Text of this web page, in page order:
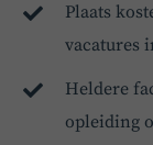
Plaats
vacatures
Heldere
opleiding